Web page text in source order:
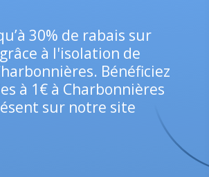
30% de rabais sur
à l'isolation de
Bénéficiez
à 1€ à Charbonnières
sur notre site